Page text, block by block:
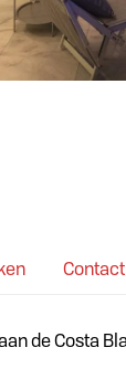
Contact
de Costa